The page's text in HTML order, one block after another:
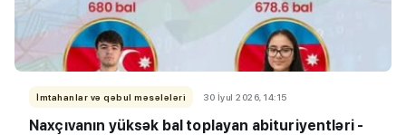
İmtahanlar və qəbul məsələləri 30 İyul 2026, 14:15
Naxçıvanın yüksək bal toplayan abituriyentləri -